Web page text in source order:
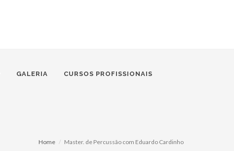
GALERIA CURSOS PROFISSIONAIS
Home Master. de Percussão com Eduardo Cardinho